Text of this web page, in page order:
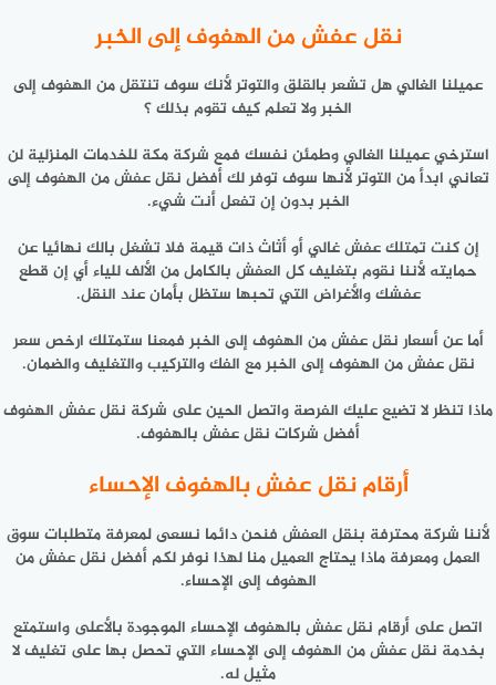
نقل عفش من الهفوف إلى الخبر
عميلنا الغالي هل تشعر بالقلق والتوتر لأنك سوف تنتقل من الهفوف إلى
الخبر ولا تعلم كيف تقوم بذلك ؟
استرخي عميلنا الغالي وطمئن نفسك فمع شركة مكة للخدمات المنزلية لن
تعاني ابدأ من التوتر لأنها سوف توفر لك أفضل نقل عفش من الهفوف إلى
الخبر بدون إن تفعل أنت شيء.
إن كنت تمتلك عفش غالي أو أثاث ذات قيمة فلا تشغل بالك نهائيا عن
حمايته لأننا نقوم بتغليف كل العفش بالكامل من الألف للياء أي إن قطع
عفشك والأغراض التي تحبها ستظل بأمان عند النقل.
أما عن أسعار نقل عفش من الهفوف إلى الخبر فمعنا ستمتلك ارخص سعر
نقل عفش من الهفوف إلى الخبر مع الفك والتركيب والتغليف والضمان.
ماذا تنظر لا تضيع عليك الفرصة واتصل الحين على شركة نقل عفش الهفوف
أفضل شركات نقل عفش بالهفوف.
أرقام نقل عفش بالهفوف الإحساء
لأننا شركة محترفة بنقل العفش فنحن دائما نسعى لمعرفة متطلبات سوق
العمل ومعرفة ماذا يحتاج العميل منا لهذا نوفر لكم أفضل نقل عفش من
الهفوف إلى الإحساء.
اتصل على أرقام نقل عفش بالهفوف الإحساء الموجودة بالأعلى واستمتع
بخدمة نقل عفش من الهفوف إلى الإحساء التي تحصل بها على تغليف لا
مثيل له.